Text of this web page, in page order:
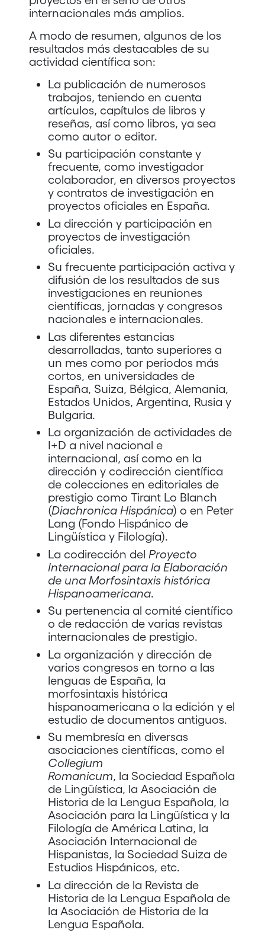
internacionales más amplios.
A modo de resumen, algunos de los
resultados más destacables de su
actividad científica son:
La publicación de numerosos
trabajos, teniendo en cuenta
artículos, capítulos de libros y
reseñas, así como libros, ya sea
como autor o editor.
Su participación constante y
frecuente, como investigador
colaborador, en diversos proyectos
y contratos de investigación en
proyectos oficiales en España.
La dirección y participación en
proyectos de investigación
oficiales.
Su frecuente participación activa y
difusión de los resultados de sus
investigaciones en reuniones
científicas, jornadas y congresos
nacionales e internacionales.
Las diferentes estancias
desarrolladas, tanto superiores a
un mes como por periodos más
cortos, en universidades de
España, Suiza, Bélgica, Alemania,
Estados Unidos, Argentina, Rusia y
Bulgaria.
La organización de actividades de
I+D a nivel nacional e
internacional, así como en la
dirección y codirección científica
de colecciones en editoriales de
prestigio como Tirant Lo Blanch
(Diachronica Hispánica) o en Peter
Lang (Fondo Hispánico de
Lingüística y Filología).
La codirección del Proyecto
Internacional para la Elaboración
de una Morfosintaxis histórica
Hispanoamericana.
Su pertenencia al comité científico
o de redacción de varias revistas
internacionales de prestigio.
La organización y dirección de
varios congresos en torno a las
lenguas de España, la
morfosintaxis histórica
hispanoamericana o la edición y el
estudio de documentos antiguos.
Su membresía en diversas
asociaciones científicas, como el
Collegium
Romanicum, la Sociedad Española
de Lingüística, la Asociación de
Historia de la Lengua Española, la
Asociación para la Lingüística y la
Filología de América Latina, la
Asociación Internacional de
Hispanistas, la Sociedad Suiza de
Estudios Hispánicos, etc.
La dirección de la Revista de
Historia de la Lengua Española de
la Asociación de Historia de la
Lengua Española.